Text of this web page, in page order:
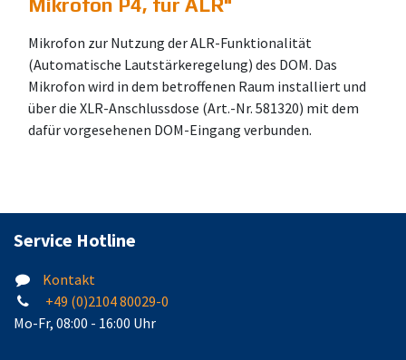
Mikrofon P4, für ALR"
Mikrofon zur Nutzung der ALR-Funktionalität
(Automatische Lautstärkeregelung) des DOM. Das
Mikrofon wird in dem betroffenen Raum installiert und
über die XLR-Anschlussdose (Art.-Nr. 581320) mit dem
dafür vorgesehenen DOM-Eingang verbunden.
Service Hotline
Kontakt
+49 (0)2104 80029-0
Mo-Fr, 08:00 - 16:00 Uhr